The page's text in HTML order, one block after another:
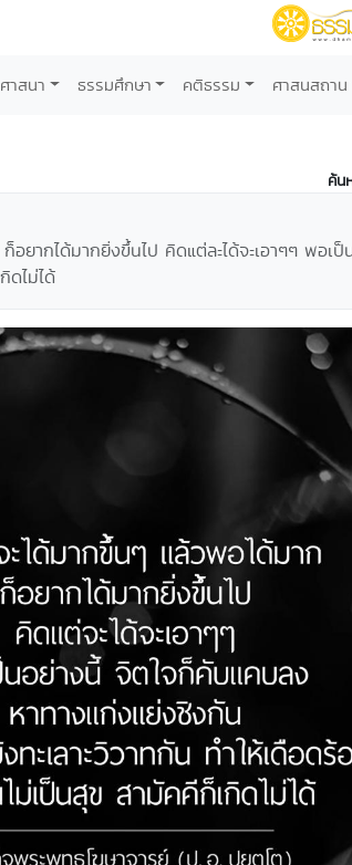
าสนา ธรรมศึกษา คติธรรม ศาสนสถาน
ค้น
อยากได้มากยิ่งขึ้นไป คิดแต่ละได้จะเอาๆๆ พอ
ดไม่ได้